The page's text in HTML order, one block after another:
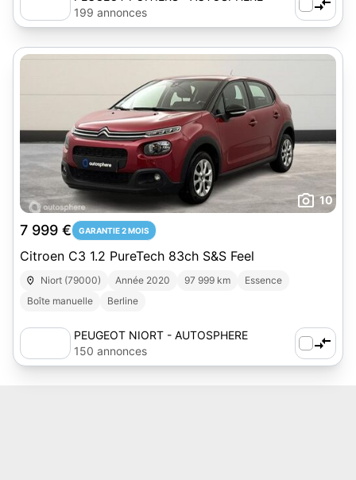
199 annonces
10
7 999 € GARANTIE 2 MOIS
Citroen C3 1.2 PureTech 83ch S&S Feel
Niort (79000) Année 2020 97 999 km
Essence
Boîte manuelle
Berline
PEUGEOT NIORT - AUTOSPHERE
150 annonces